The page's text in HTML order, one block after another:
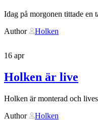
Idag på morgonen tittade en
Author
Holken
16 apr
Holken är live
Holken är monterad och
Author
Holken